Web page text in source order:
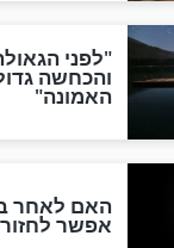
יהדות
החשאי
בלי